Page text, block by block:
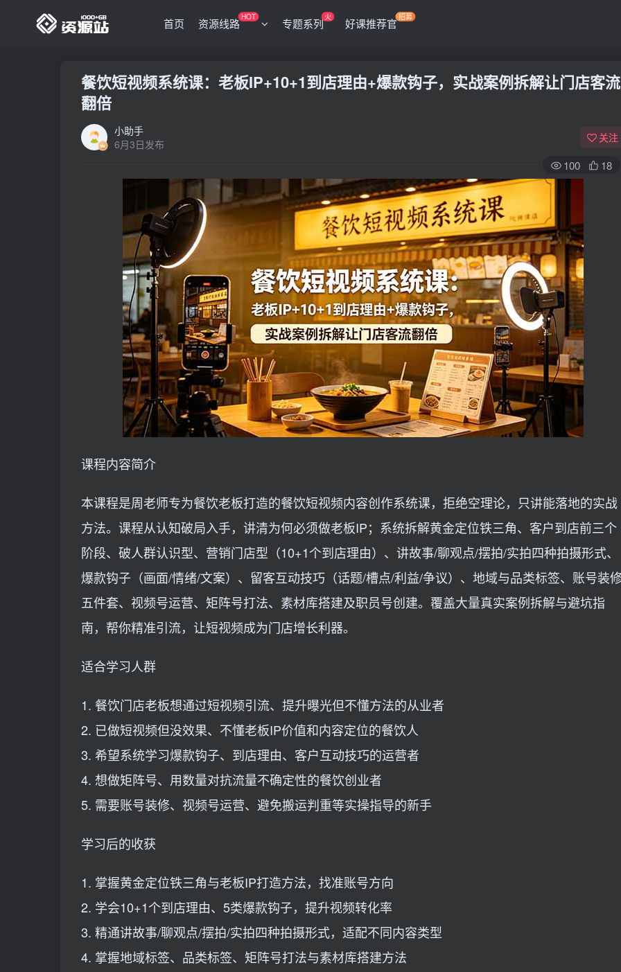
首页 资源线路HOT 专题系列火 好课推荐官招募
餐饮短视频系统课：老板IP+10+1到店理由+爆款钩子，实战案例拆解让门店客流
翻倍
小助手
6月3日发布
关注
100 18
课程内容简介
本课程是周老师专为餐饮老板打造的餐饮短视频内容创作系统课，拒绝空理论，只讲能落地的实战
方法。课程从认知破局入手，讲清为何必须做老板IP；系统拆解黄金定位铁三角、客户到店前三个
阶段、破人群认识型、营销门店型（10+1个到店理由）、讲故事/聊观点/摆拍/实拍四种拍摄形式、
爆款钩子（画面/情绪/文案）、留客互动技巧（话题/槽点/利益/争议）、地域与品类标签、账号装
五件套、视频号运营、矩阵号打法、素材库搭建及职员号创建。覆盖大量真实案例拆解与避坑指
南，帮你精准引流，让短视频成为门店增长利器。
适合学习人群
1. 餐饮门店老板想通过短视频引流、提升曝光但不懂方法的从业者
2. 已做短视频但没效果、不懂老板IP价值和内容定位的餐饮人
3. 希望系统学习爆款钩子、到店理由、客户互动技巧的运营者
4. 想做矩阵号、用数量对抗流量不确定性的餐饮创业者
5. 需要账号装修、视频号运营、避免搬运判重等实操指导的新手
学习后的收获
1. 掌握黄金定位铁三角与老板IP打造方法，找准账号方向
2. 学会10+1个到店理由、5类爆款钩子，提升视频转化率
3. 精通讲故事/聊观点/摆拍/实拍四种拍摄形式，适配不同内容类型
4. 掌握地域标签、品类标签、矩阵号打法与素材库搭建方法